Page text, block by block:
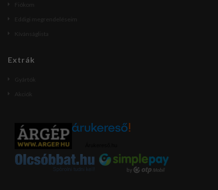
Fiókom
Eddigi megrendeléseim
Kívánságlista
Extrák
Gyártók
Akciók